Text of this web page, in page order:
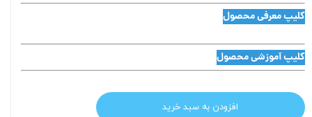
کلیپ معرفی محصول
کلیپ آموزشی محصول
افزودن به سبد خرید